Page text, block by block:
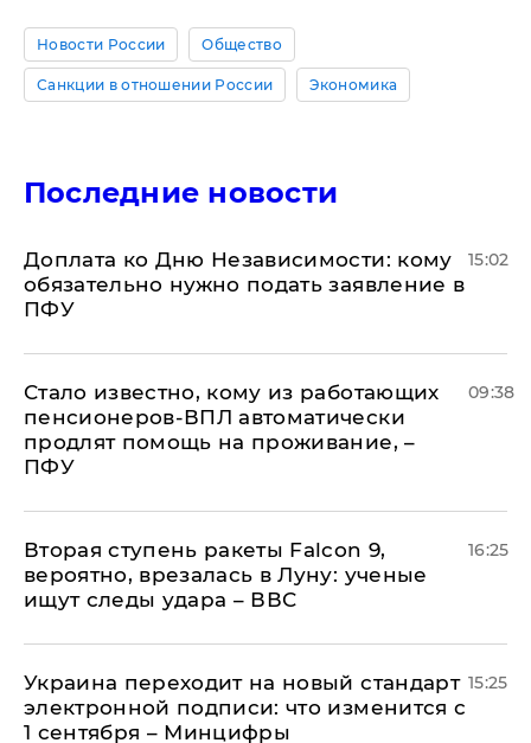
Новости России Общество
Санкции в отношении России Экономика
Последние новости
Доплата ко Дню Независимости: кому
обязательно нужно подать заявление в
ПФУ
15:02
Стало известно, кому из работающих
пенсионеров-ВПЛ автоматически
продлят помощь на проживание, –
ПФУ
09:38
Вторая ступень ракеты Falcon 9,
вероятно, врезалась в Луну: ученые
ищут следы удара – ВВС
16:25
Украина переходит на новый стандарт
электронной подписи: что изменится с
1 сентября – Минцифры
15:25